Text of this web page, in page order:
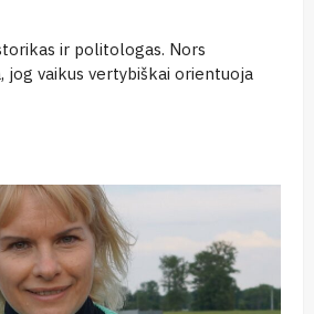
ir politologas. Nors
jog vaikus vertybiškai orientuoja